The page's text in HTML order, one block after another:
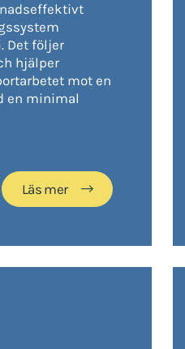
Det följer
hjälper
mot en
en minimal
Läs mer